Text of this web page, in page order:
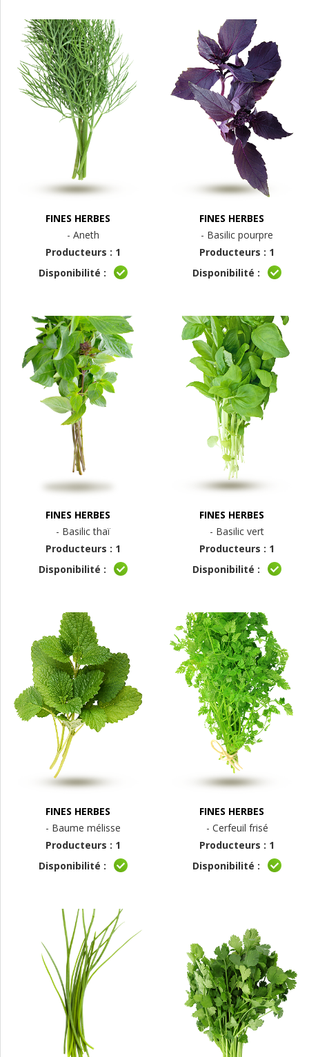
FINES HERBES
- Aneth
Producteurs : 1
Disponibilité :
FINES HERBES
- Basilic pourpre
Producteurs : 1
Disponibilité :
FINES HERBES
- Basilic thaï
Producteurs : 1
Disponibilité :
FINES HERBES
- Basilic vert
Producteurs : 1
Disponibilité :
FINES HERBES
- Baume mélisse
Producteurs : 1
Disponibilité :
FINES HERBES
- Cerfeuil frisé
Producteurs : 1
Disponibilité :